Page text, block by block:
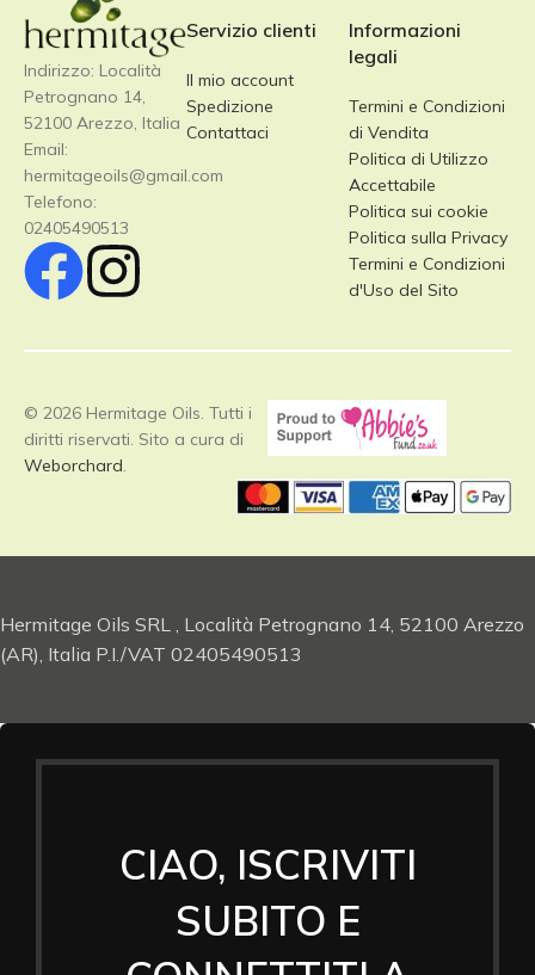
Indirizzo: Località
Petrognano 14,
52100 Arezzo, Italia
Email:
hermitageoils@gmail.com
Telefono:
02405490513
Servizio clienti
Il mio account
Spedizione
Contattaci
Informazioni
legali
Termini e Condizioni
di Vendita
Politica di Utilizzo
Accettabile
Politica sui cookie
Politica sulla Privacy
Termini e Condizioni
d'Uso del Sito
© 2026 Hermitage Oils. Tutti i
diritti riservati. Sito a cura di
Weborchard.
Hermitage Oils SRL , Località Petrognano 14, 52100 Arezzo
(AR), Italia P.I./VAT 02405490513
CIAO, ISCRIVITI
SUBITO E